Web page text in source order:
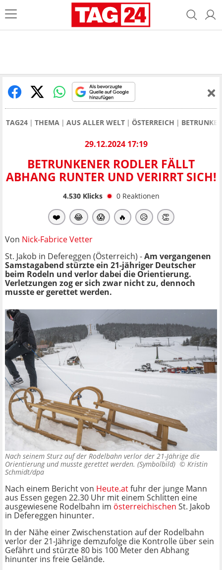
TAG24 THEMA AUS ALLER WELT ÖSTERREICH
29.12.2024 17:19
BETRUNKENER RODLER FÄLLT
ABHANG RUNTER UND VERIRRT SICH!
4.530Klicks 0 Reaktionen
❤️ 😂 😱 🔥 😥 👏
Von Nick-Fabrice Vetter
St. Jakob in Defereggen (Österreich) -Am vergangenen
Samstagabend stürzte ein 21-jähriger Deutscher
beim Rodeln und verlor dabei die Orientierung.
Verletzungen zog er sich zwar nicht zu, dennoch
musste er gerettet werden.
Nach seinem Sturz auf der Rodelbahn verlor der 21-Jährige die
Orientierung und musste gerettet werden. (Symbolbild) © Kristin
Schmidt/dpa
Nach einem Bericht von Heute.atfuhr der junge Mann
aus Essen gegen 22.30 Uhr mit einem Schlitten eine
ausgewiesene Rodelbahn im österreichischen St. Jakob
in Defereggen hinunter.
In der Nähe einer Zwischenstation auf der Rodelbahn
verlor der 21-Jährige demzufolge die Kontrolle über sein
Gefährt und stürzte 80 bis 100 Meter den Abhang
hinunter ins freie Gelände.